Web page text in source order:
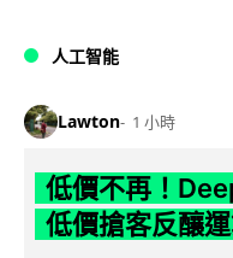
人工智能
Lawton 1 小時
低價不再！
低價搶客反釀